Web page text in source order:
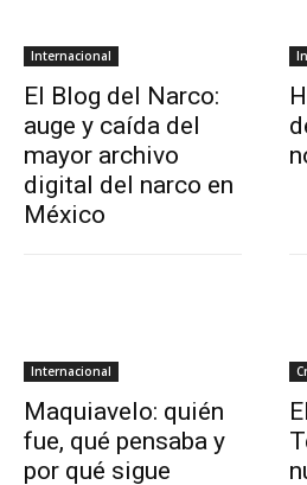
Internacional
El Blog del Narco:
auge y caída del
mayor archivo
digital del narco en
México
Internacional
Maquiavelo: quién
fue, qué pensaba y
por qué sigue